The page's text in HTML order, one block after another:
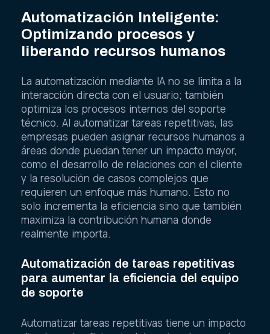
Automatización Inteligente:
Optimizando procesos y
liberando recursos humanos
La automatización mediante IA no se limita a la
interacción directa con el usuario; también
optimiza los procesos internos del soporte
técnico. Al automatizar tareas repetitivas, las
empresas pueden asignar recursos humanos a
áreas donde puedan tener un impacto mayor,
como el desarrollo de relaciones con el cliente
y la resolución de casos complejos que
requieren un enfoque más humano. Esto no
solo incrementa la eficiencia sino que también
maximiza la contribución humana donde
realmente importa.
Automatización de tareas repetitivas
para aumentar la eficiencia del equipo
de soporte
Automatizar tareas repetitivas tiene un impacto